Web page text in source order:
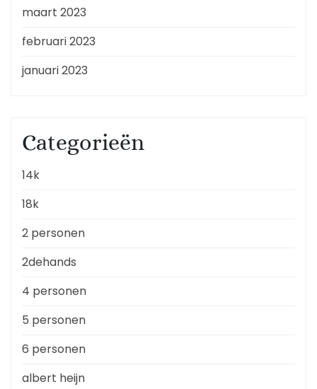
maart 2023
februari 2023
januari 2023
Categorieën
14k
18k
2 personen
2dehands
4 personen
5 personen
6 personen
albert heijn